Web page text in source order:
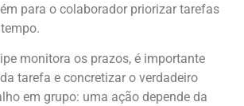
para o colaborador priorizar tarefas
monitora os prazos, é importante
tarefa e concretizar o verdadeiro
em grupo: uma ação depende da